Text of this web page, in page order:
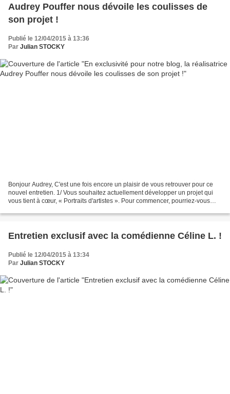
Audrey Pouffer nous dévoile les coulisses de
son projet !
Publié le 12/04/2015 à 13:36
Par Julian STOCKY
Bonjour Audrey, C'est une fois encore un plaisir de vous retrouver pour ce
nouvel entretien. 1/ Vous souhaitez actuellement développer un projet qui
vous tient à cœur, « Portraits d'artistes ». Pour commencer, pourriez-vous
Entretien exclusif avec la comédienne Céline L. !
Publié le 12/04/2015 à 13:34
Par Julian STOCKY